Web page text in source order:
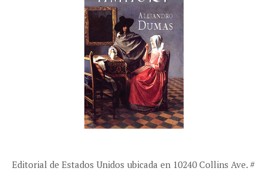
Editorial de Estados Unidos ubicada en 10240 Collins Ave. #